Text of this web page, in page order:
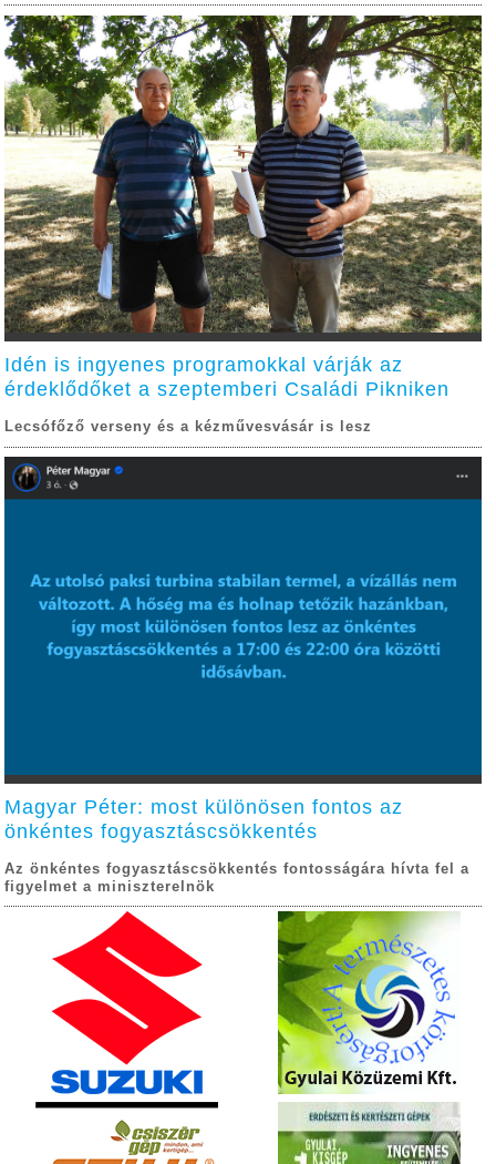
Idén is ingyenes programokkal várják az
érdeklődőket a szeptemberi Családi Pikniken
Lecsófőző verseny és a kézművesvásár is lesz
Magyar Péter: most különösen fontos az
önkéntes fogyasztáscsökkentés
Az önkéntes fogyasztáscsökkentés fontosságára hívta fel a
figyelmet a miniszterelnök